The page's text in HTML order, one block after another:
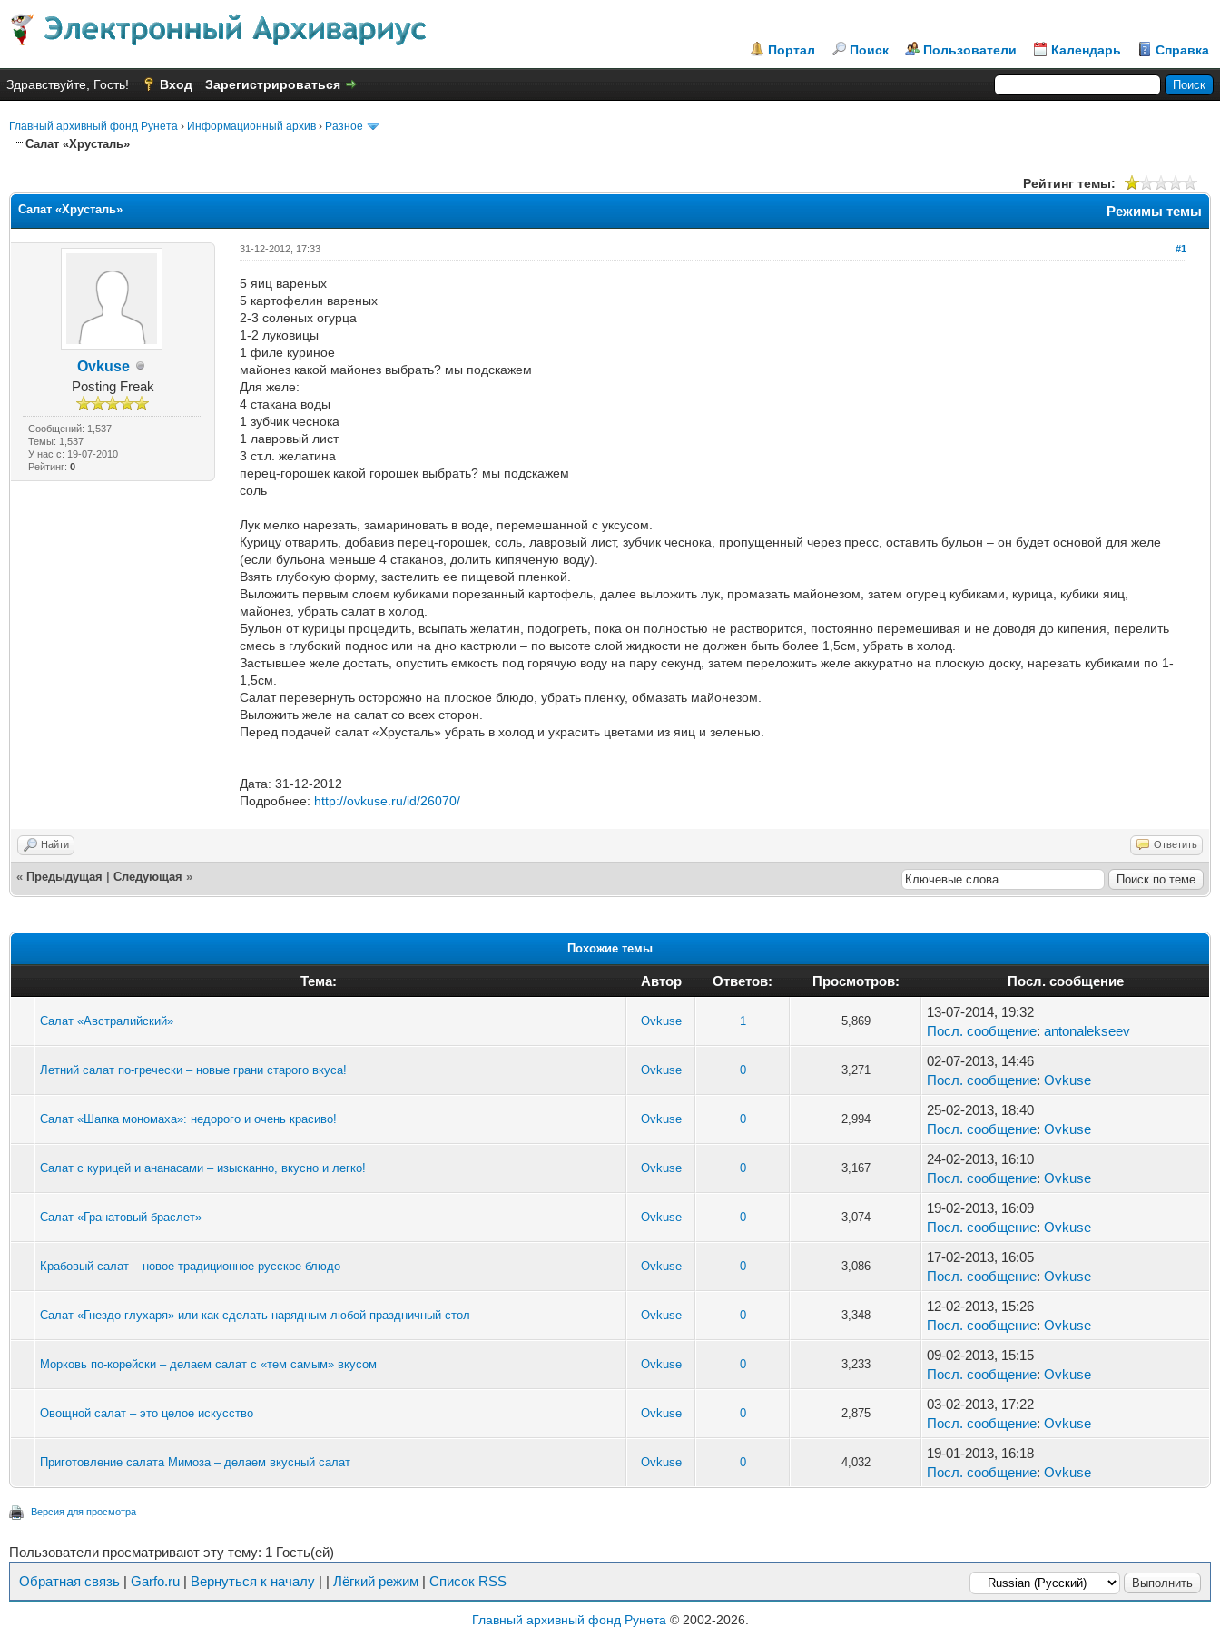
Портал Поиск Пользователи Календарь Справка
Здравствуйте, Гость! Вход Зарегистрироваться
Главный архивный фонд Рунета › Информационный архив › Разное
Салат «Хрусталь»
Рейтинг темы:
Режимы темы
Салат «Хрусталь»
Ovkuse
Posting Freak
Сообщений: 1,537
Темы: 1,537
У нас с: 19-07-2010
Рейтинг:0
#1
31-12-2012, 17:33
5 яиц вареных
5 картофелин вареных
2-3 соленых огурца
1-2 луковицы
1 филе куриное
майонез какой майонез выбрать? мы подскажем
Для желе:
4 стакана воды
1 зубчик чеснока
1 лавровый лист
3 ст.л. желатина
перец-горошек какой горошек выбрать? мы подскажем
соль
Лук мелко нарезать, замариновать в воде, перемешанной с уксусом.
Курицу отварить, добавив перец-горошек, соль, лавровый лист, зубчик чеснока, пропущенный через пресс, оставить бульон – он будет основой для желе
(если бульона меньше 4 стаканов, долить кипяченую воду).
Взять глубокую форму, застелить ее пищевой пленкой.
Выложить первым слоем кубиками порезанный картофель, далее выложить лук, промазать майонезом, затем огурец кубиками, курица, кубики яиц,
майонез, убрать салат в холод.
Бульон от курицы процедить, всыпать желатин, подогреть, пока он полностью не растворится, постоянно перемешивая и не доводя до кипения, перелить
смесь в глубокий поднос или на дно кастрюли – по высоте слой жидкости не должен быть более 1,5см, убрать в холод.
Застывшее желе достать, опустить емкость под горячую воду на пару секунд, затем переложить желе аккуратно на плоскую доску, нарезать кубиками по 1-
1,5см.
Салат перевернуть осторожно на плоское блюдо, убрать пленку, обмазать майонезом.
Выложить желе на салат со всех сторон.
Перед подачей салат «Хрусталь» убрать в холод и украсить цветами из яиц и зеленью.
Дата: 31-12-2012
Подробнее: http://ovkuse.ru/id/26070/
Найти Ответить
« Предыдущая Следующая »
Похожие темы
Тема: Автор Ответов: Просмотров: Посл. сообщение
Салат «Австралийский» Ovkuse 1 5,869
13-07-2014, 19:32
Посл. сообщение: antonalekseev
Летний салат по-гречески – новые грани старого вкуса! Ovkuse 0 3,271
02-07-2013, 14:46
Посл. сообщение: Ovkuse
Салат «Шапка мономаха»: недорого и очень красиво! Ovkuse 0 2,994
25-02-2013, 18:40
Посл. сообщение: Ovkuse
Салат с курицей и ананасами – изысканно, вкусно и легко! Ovkuse 0 3,167
24-02-2013, 16:10
Посл. сообщение: Ovkuse
Салат «Гранатовый браслет» Ovkuse 0 3,074
19-02-2013, 16:09
Посл. сообщение: Ovkuse
Крабовый салат – новое традиционное русское блюдо Ovkuse 0 3,086
17-02-2013, 16:05
Посл. сообщение: Ovkuse
Салат «Гнездо глухаря» или как сделать нарядным любой праздничный стол Ovkuse 0 3,348
12-02-2013, 15:26
Посл. сообщение: Ovkuse
Морковь по-корейски – делаем салат с «тем самым» вкусом Ovkuse 0 3,233
09-02-2013, 15:15
Посл. сообщение: Ovkuse
Овощной салат – это целое искусство Ovkuse 0 2,875
03-02-2013, 17:22
Посл. сообщение: Ovkuse
Приготовление салата Мимоза – делаем вкусный салат Ovkuse 0 4,032
19-01-2013, 16:18
Посл. сообщение: Ovkuse
Версия для просмотра
Пользователи просматривают эту тему: 1 Гость(ей)
Обратная связь | Garfo.ru | Вернуться к началу | | Лёгкий режим | Список RSS
Главный архивный фонд Рунета © 2002-2026.